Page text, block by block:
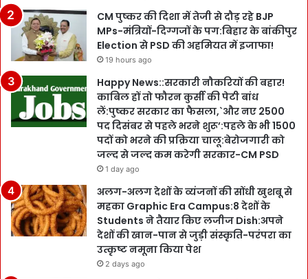
CM पुष्कर की दिशा में तेजी से दौड़ रहे BJP
MPs-मंत्रियों-दिग्गजों के पग:बिहार के बांकीपुर
Election से PSD की अहमियत में इजाफा!
19 hours ago
Happy News::सरकारी नौकरियों की बहार!
काबिल हों तो फौरन कुर्सी की पेटी बांध
लें:पुष्कर सरकार का फैसला,`और नए 2500
पद दिसंबर से पहले भरने शुरू’:पहले के भी 1500
पदों को भरने की प्रक्रिया चालू:बेरोजगारी को
जल्द से जल्द कम करेगी सरकार-CM PSD
1 day ago
अलग-अलग देशों के व्यंजनों की सोंधी खुशबू से
महका Graphic Era Campus:8 देशों के
Students ने तैयार किए लजीज Dish:अपने
देशों की खान-पान से जुड़ी संस्कृति-परंपरा का
उत्कृष्ट नमूना किया पेश
2 days ago